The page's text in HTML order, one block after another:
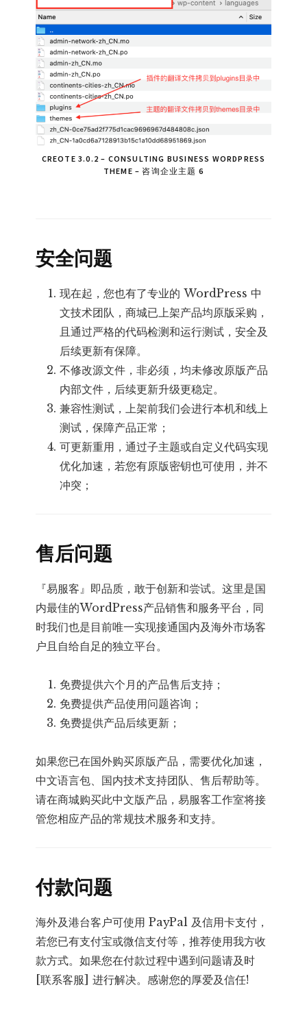
CREOTE 3.0.2 – CONSULTING BUSINESS WORDPRESS
THEME – 咨询企业主题 6
安全问题
现在起，您也有了专业的 WordPress 中
文技术团队，商城已上架产品均原版采购，
且通过严格的代码检测和运行测试，安全及
后续更新有保障。
不修改源文件，非必须，均未修改原版产品
内部文件，后续更新升级更稳定。
兼容性测试，上架前我们会进行本机和线上
测试，保障产品正常；
可更新重用，通过子主题或自定义代码实现
优化加速，若您有原版密钥也可使用，并不
冲突；
售后问题
『易服客』即品质，敢于创新和尝试。这里是国
内最佳的WordPress产品销售和服务平台，同
时我们也是目前唯一实现接通国内及海外市场客
户且自给自足的独立平台。
免费提供六个月的产品售后支持；
免费提供产品使用问题咨询；
免费提供产品后续更新；
如果您已在国外购买原版产品，需要优化加速，
中文语言包、国内技术支持团队、售后帮助等。
请在商城购买此中文版产品，易服客工作室将接
管您相应产品的常规技术服务和支持。
付款问题
海外及港台客户可使用 PayPal 及信用卡支付，
若您已有支付宝或微信支付等，推荐使用我方收
款方式。如果您在付款过程中遇到问题请及时
[联系客服] 进行解决。感谢您的厚爱及信任!